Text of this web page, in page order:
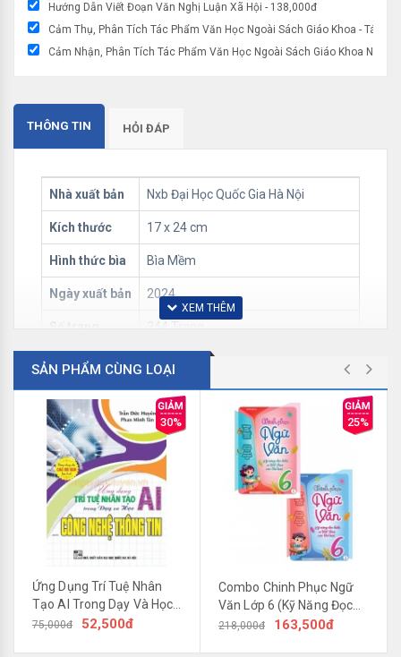
Hướng Dẫn Viết Đoạn Văn Nghị Luận Xã Hội - 138,000đ
Cảm Thụ, Phân Tích Tác Phẩm Văn Học Ngoài Sách Giáo Khoa - Tác
Cảm Nhận, Phân Tích Tác Phẩm Văn Học Ngoài Sách Giáo Khoa Ngữ
THÔNG TIN HỎI ĐÁP
Nhà xuất bản Nxb Đại Học Quốc Gia Hà Nội
Kích thước 17 x 24 cm
Hình thức bìa Bìa Mềm
Ngày xuất bản 2024
Trọng lượng
Cảm Thụ, Phân Tích Tác Phẩm Văn Học Ngoài Sách
Giáo Khoa - Tác Phẩm Truyện (Dùng Chung Cho
Các Bộ SGK Hiện Hành)giúp thầy cô và các em được
SẢN PHẨM CÙNG LOẠI
30%
Ứng Dụng Trí Tuệ Nhân
Tạo AI Trong Dạy Và Học
Công Nghệ Thông Tin
75,000đ 52,500đ
25%
Combo Chinh Phục Ngữ
Văn Lớp 6 (Kỹ Năng Đọc
Hiểu Và Viết Theo Các Thể
218,000đ 163,500đ